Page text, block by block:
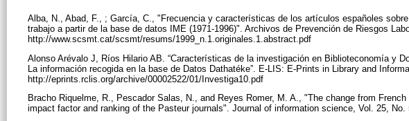
Alba, N., Abad, F., ; García, C., "Frecuencia y características de los artículos españoles
trabajo a partir de la base de datos IME (1971-1996)". Archivos de Prevención de Riesgos
http://www.scsmt.cat/scsmt/resums/1999_n.1.originales.1.abstract.pdf
Alonso Arévalo J, Ríos Hilario AB. “Características de la investigación en Biblioteconomía y
La información recogida en la base de Datos Dathatéke”. E-LIS: E-Prints in Library and
http://eprints.rclis.org/archive/00002522/01/Investiga10.pdf
Bracho Riquelme, R., Pescador Salas, N., and Reyes Romer, M. A., "The change from
impact factor and ranking of the Pasteur journals". Journal of information science, Vol. 25, No.